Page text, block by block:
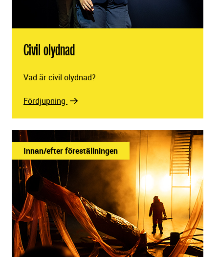
Civil olydnad
Vad är civil olydnad?
Fördjupning
Innan/efter föreställningen